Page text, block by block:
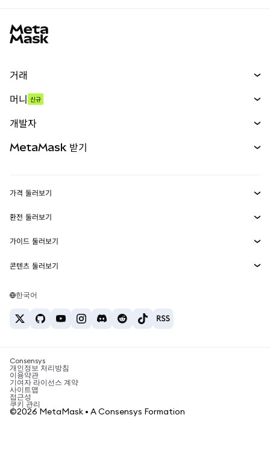
거래
무기한 선물
실물자산
머니 신규
개발자
MetaMask Connect
Snaps
웹3 서비스
MetaMask 받기
보안
고객 지원
채용
가격 둘러보기
이더리움 가격
솔라나 가격
테더 가격
환전 둘러보기
ETH를 USD로 환전
USDT를 INR로 환전
BTC를 INR로 환전
ETH를 USDT로 환전
가이드 둘러보기
ETH 매수
USDT 매수
SHIB 매수
BNB 매수
콘텐츠 둘러보기
솔라나 지갑
암호화폐 세금 뉴스
암호화폐 매수 방법
비트코인 매도 방법
한국어
Consensys
개인정보 처리방침
이용약관
기여자 라이선스 계약
사이트맵
접근성
쿠키 관리
©2026 MetaMask • A Consensys Formation